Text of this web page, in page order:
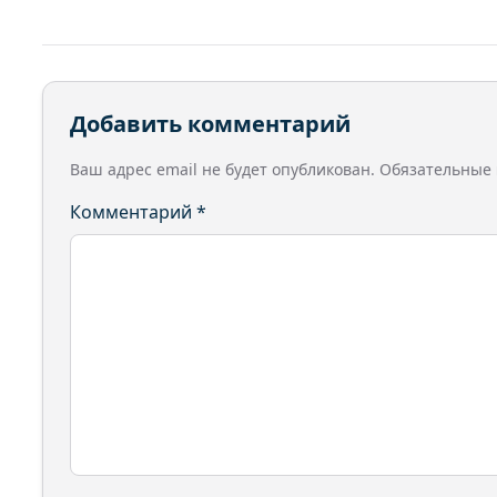
Добавить комментарий
Ваш адрес email не будет опубликован.
Комментарий *